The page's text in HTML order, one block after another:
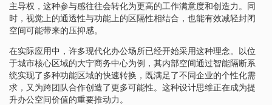
主导权，这种参与感往往会转化为更高的工作满意度和创造力。同
时，视觉上的通透性与功能上的区隔性相结合，也能有效减轻封闭
空间可能带来的压抑感。
在实际应用中，许多现代化办公场所已经开始采用这种理念。以位
于城市核心区域的大宁商务中心为例，其内部空间通过智能隔断系
统实现了多种功能区域的快速转换，既满足了不同企业的个性化需
求，又为跨团队合作创造了更多可能性。这种设计思维正在成为提
升办公空间价值的重要推动力。